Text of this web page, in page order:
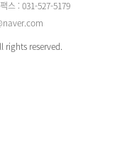
팩스 : 031-527-5179
rights reserved.